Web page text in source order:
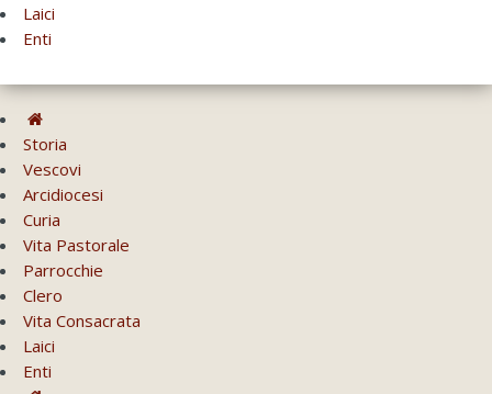
Laici
Enti
Storia
Vescovi
Arcidiocesi
Curia
Vita Pastorale
Parrocchie
Clero
Vita Consacrata
Laici
Enti